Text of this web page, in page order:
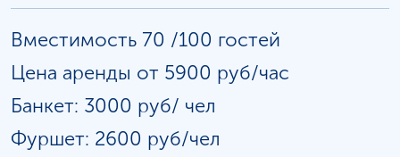
Вместимость 70 /100 гостей
Цена аренды от 5900 руб/час
Банкет: 3000 руб/ чел
Фуршет: 2600 руб/чел